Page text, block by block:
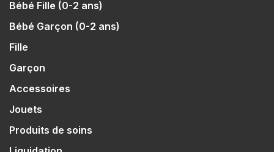
Bébé Fille (0-2 ans)
Bébé Garçon (0-2 ans)
Fille
Garçon
Accessoires
Jouets
Produits de soins